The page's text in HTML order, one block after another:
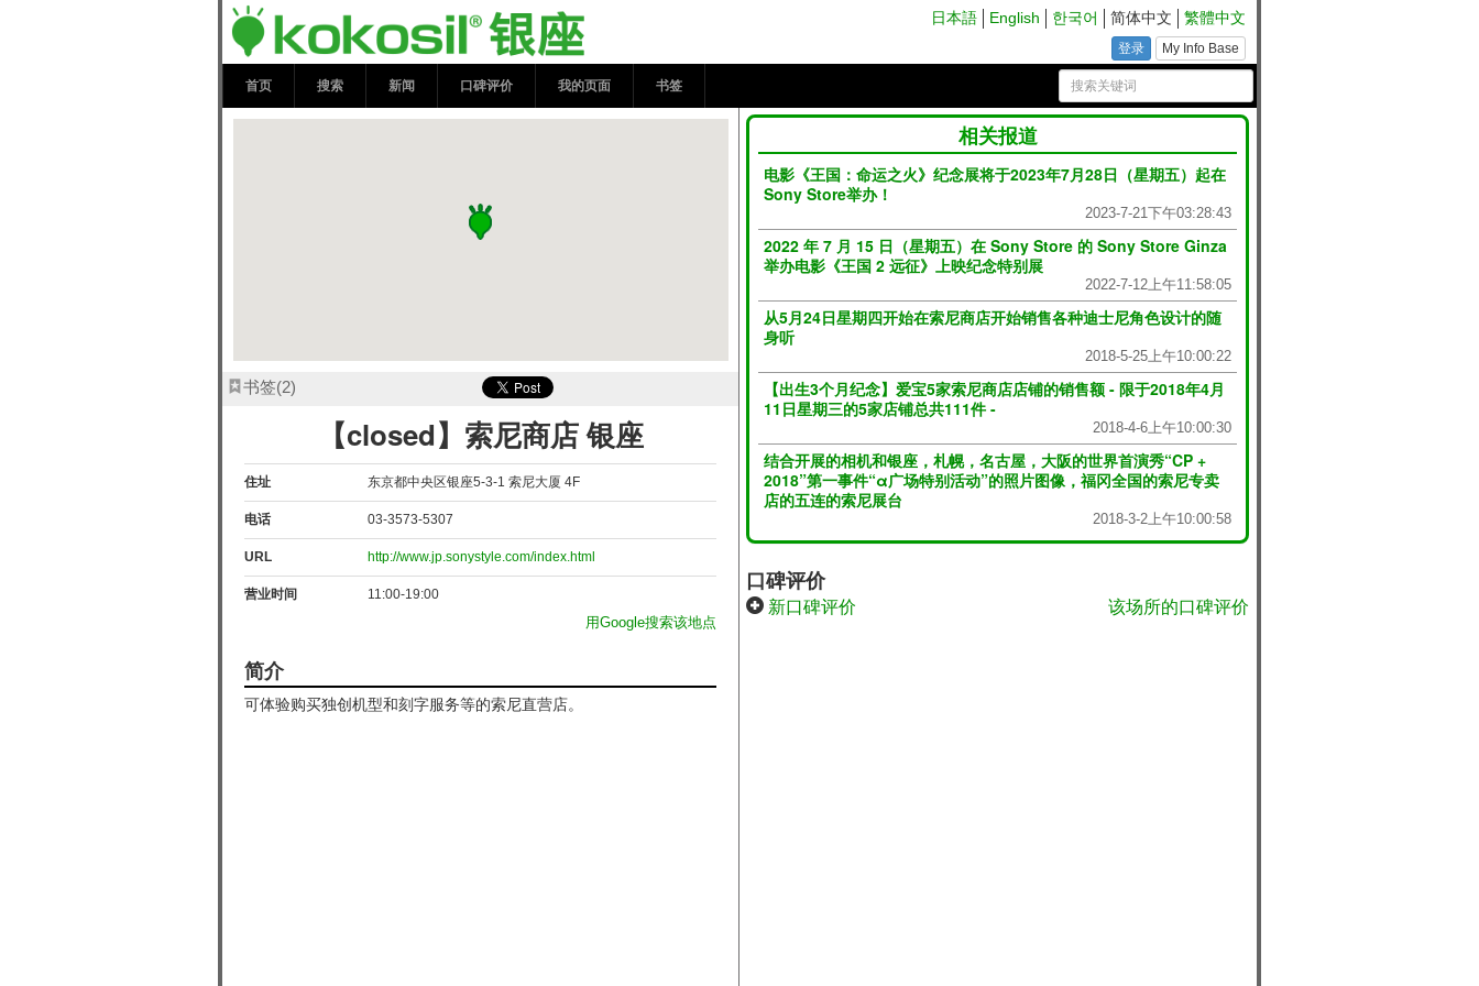
日本語 English 한국어 简体中文 繁體中文
登录 My Info Base
【closed】索尼商店 银座 | kokosil银座
首页 搜索 新闻 口碑评价 我的页面 书签
书签 2
【closed】索尼商店 银座
住址 东京都中央区银座5-3-1 索尼大厦 4F
电话 03-3573-5307
URL http://www.jp.sonystyle.com/index.html
营业时间 11:00-19:00
用Google搜索该地点
简介
可体验购买独创机型和刻字服务等的索尼直营店。
相关报道
电影《王国：命运之火》纪念展将于2023年7月28日（星期五）起在
Sony Store举办！
2023-7-21下午03:28:43
2022 年 7 月 15 日（星期五）在 Sony Store 的 Sony Store Ginza
举办电影《王国 2 远征》上映纪念特别展
2022-7-12上午11:58:05
从5月24日星期四开始在索尼商店开始销售各种迪士尼角色设计的随
身听
2018-5-25上午10:00:22
【出生3个月纪念】爱宝5家索尼商店店铺的销售额 - 限于2018年4月
11日星期三的5家店铺总共111件 -
2018-4-6上午10:00:30
结合开展的相机和银座，札幌，名古屋，大阪的世界首演秀“CP +
2018”第一事件“α广场特别活动”的照片图像，福冈全国的索尼专卖
店的五连的索尼展台
2018-3-2上午10:00:58
口碑评价
新口碑评价 该场所的口碑评价